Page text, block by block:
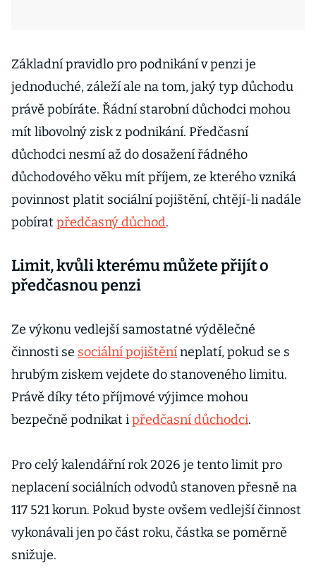
Základní pravidlo pro podnikání v penzi je
jednoduché, záleží ale na tom, jaký typ důchodu
právě pobíráte. Řádní starobní důchodci mohou
mít libovolný zisk z podnikání. Předčasní
důchodci nesmí až do dosažení řádného
důchodového věku mít příjem, ze kterého vzniká
povinnost platit sociální pojištění, chtějí-li nadále
pobírat předčasný důchod.
Limit, kvůli kterému můžete přijít o
předčasnou penzi
Ze výkonu vedlejší samostatné výdělečné
činnosti se sociální pojištěníneplatí, pokud se s
hrubým ziskem vejdete do stanoveného limitu.
Právě díky této příjmové výjimce mohou
bezpečně podnikat ipředčasní důchodci.
Pro celý kalendářní rok 2026 je tento limit pro
neplacení sociálních odvodů stanoven přesně na
117 521 korun. Pokud byste ovšem vedlejší činnost
vykonávali jen po část roku, částka se poměrně
snižuje.